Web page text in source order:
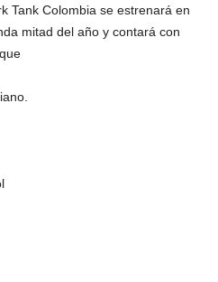
Tank Colombia se estrenará en
mitad del año y contará con